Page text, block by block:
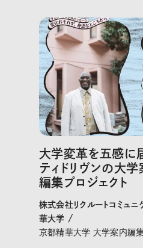
大学変革を五感に
ティドリヴンの大学
編集プロジェクト
株式会社リクルートコミュ
華大学 /
京都精華大学 大学案内編集